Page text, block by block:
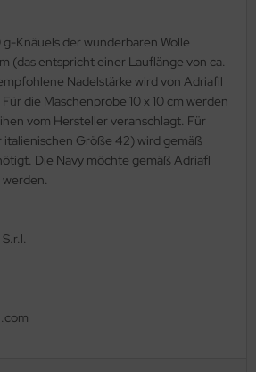
Knäuels der wunderbaren Wolle
(das entspricht einer Lauflänge von ca.
Nadelstärke wird von Adriafil
die Maschenprobe 10 x 10 cm werden
vom Hersteller veranschlagt. Für
italienischen Größe 42) wird gemäß
Die Navy möchte gemäß Adriafl